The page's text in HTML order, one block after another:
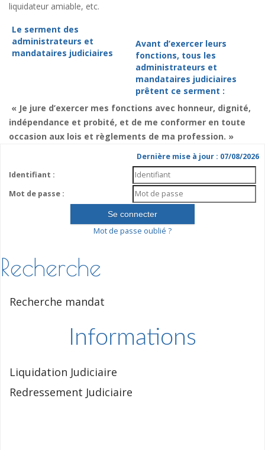
liquidateur amiable, etc.
Le serment des
administrateurs et
mandataires judiciaires
Avant d’exercer leurs
fonctions, tous les
administrateurs et
mandataires judiciaires
prêtent ce serment :
« Je jure d’exercer mes fonctions avec honneur, dignité,
indépendance et probité, et de me conformer en toute
occasion aux lois et règlements de ma profession. »
Dernière mise à jour : 07/08/2026
Identifiant :
Mot de passe :
Mot de passe oublié ?
Recherche
Recherche mandat
Informations
Liquidation Judiciaire
Redressement Judiciaire